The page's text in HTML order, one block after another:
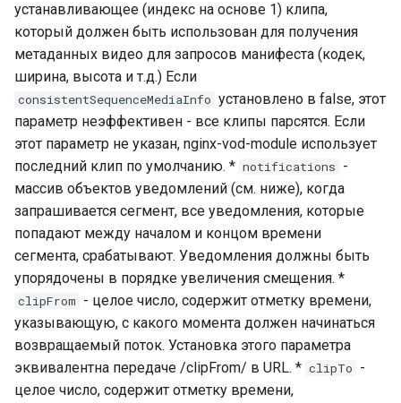
устанавливающее (индекс на основе 1) клипа,
который должен быть использован для получения
метаданных видео для запросов манифеста (кодек,
ширина, высота и т.д.) Если
consistentSequenceMediaInfo установлено в false, этот
параметр неэффективен - все клипы парсятся. Если
этот параметр не указан, nginx-vod-module использует
последний клип по умолчанию. * notifications -
массив объектов уведомлений (см. ниже), когда
запрашивается сегмент, все уведомления, которые
попадают между началом и концом времени
сегмента, срабатывают. Уведомления должны быть
упорядочены в порядке увеличения смещения. *
clipFrom - целое число, содержит отметку времени,
указывающую, с какого момента должен начинаться
возвращаемый поток. Установка этого параметра
эквивалентна передаче /clipFrom/ в URL. * clipTo -
целое число, содержит отметку времени,